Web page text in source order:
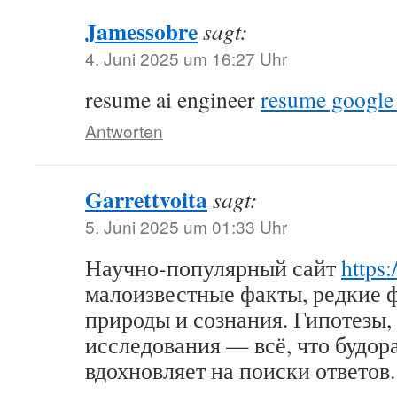
Jamessobresagt:
4. Juni 2025 um 16:27 Uhr
resume ai engineerresume
Antworten
Garrettvoitasagt:
5. Juni 2025 um 01:33 Uhr
Научно-популярный сайт
малоизвестные факты, редкие
природы и сознания.
исследования — всё, что
вдохновляет на поиски ответов.